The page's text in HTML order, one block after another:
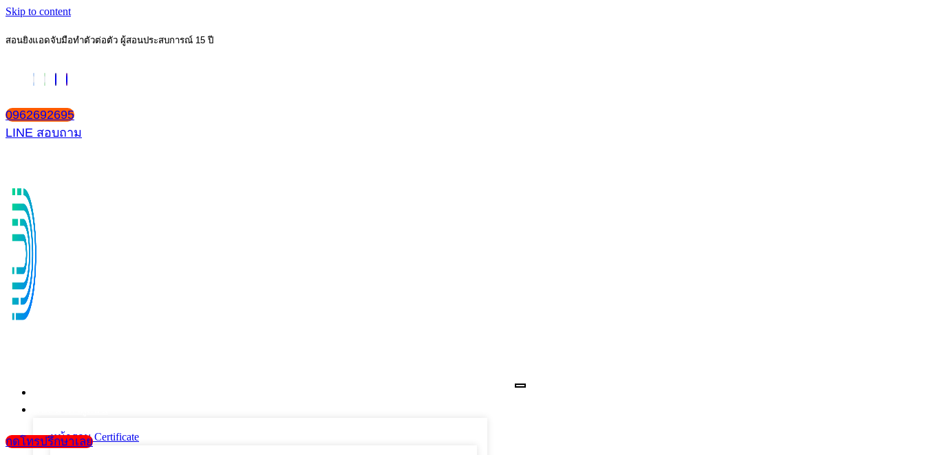
Skip to content
สอนยิงแอดจับมือทำตัวต่อตัว ผู้สอนประสบการณ์ 15 ปี
0962692695
LINE สอบถาม
หน้ารวม Certificate
กดโทรปรึกษาเลย